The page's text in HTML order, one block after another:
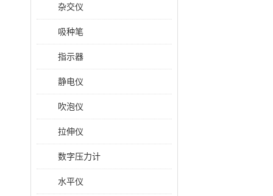
杂交仪
吸种笔
指示器
静电仪
吹泡仪
拉伸仪
数字压力计
水平仪